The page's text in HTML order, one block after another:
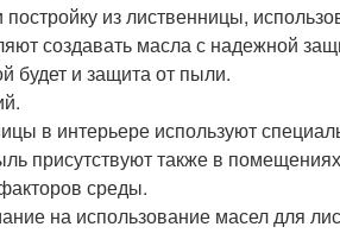
из лиственницы,
создавать масла с надежной
будет и защита от пыли.
в интерьере используют
присутствуют также в
среды.
на использование масел для